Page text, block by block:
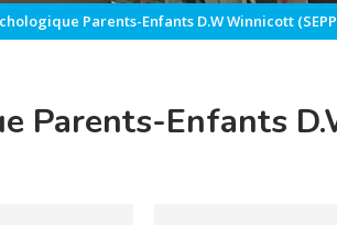
Parents-Enfants D.W Winnicott
Parents-Enfants